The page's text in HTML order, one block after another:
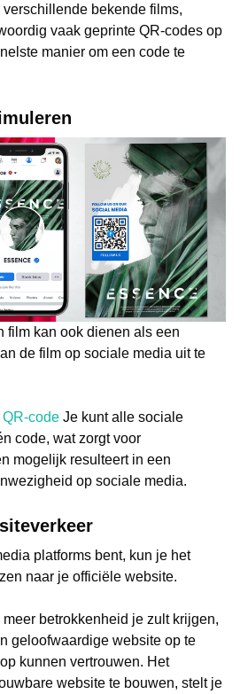
bekende films,
vaak geprinte QR-codes op
manier om een code te
film kan ook dienen als een
de film op sociale media uit te
code Je kunt alle sociale
code, wat zorgt voor
mogelijk resulteert in een
op sociale media.
platforms bent, kun je het
naar je officiële website.
betrokkenheid je zult krijgen,
geloofwaardige website op te
kunnen vertrouwen. Het
website te bouwen, stelt je